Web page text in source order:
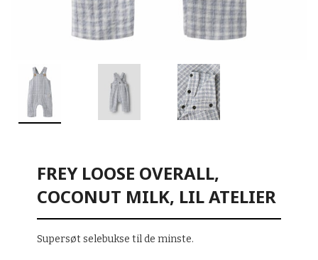
FREY LOOSE OVERALL,
COCONUT MILK, LIL ATELIER
Supersøt selebukse til de minste.